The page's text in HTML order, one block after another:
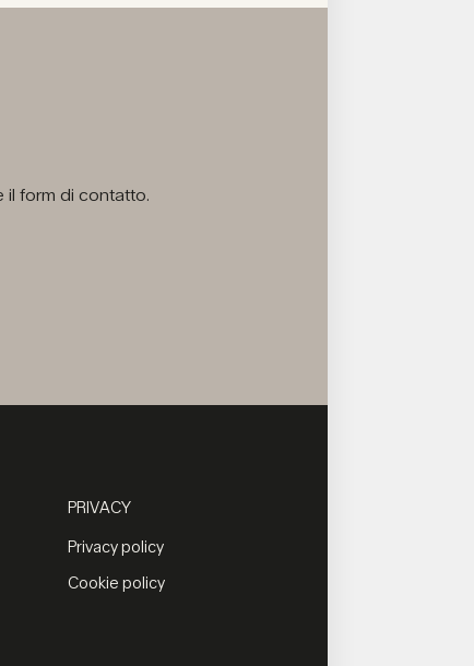
il form di contatto.
PRIVACY
Privacy policy
Cookie policy